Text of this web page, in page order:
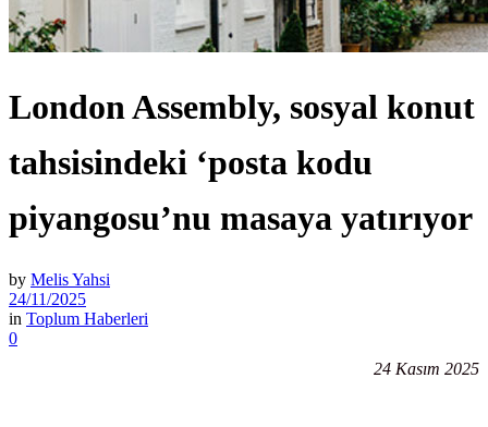
London Assembly, sosyal konut
tahsisindeki ‘posta kodu
piyangosu’nu masaya yatırıyor
by Melis Yahsi
24/11/2025
in Toplum Haberleri
0
24 Kasım 2025